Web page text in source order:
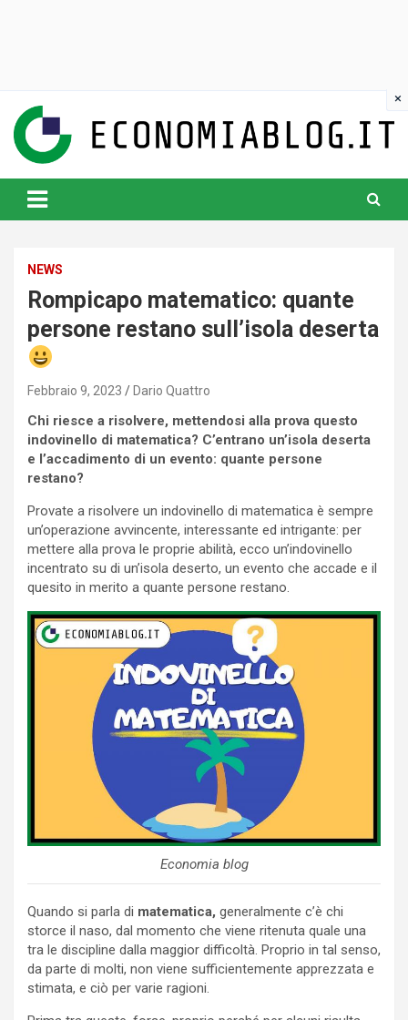
content
www.economiablog.it
NEWS
Rompicapo matematico: quante
persone restano sull’isola deserta
Febbraio 9, 2023 Dario Quattro
Chi riesce a risolvere, mettendosi alla prova questo
indovinello di matematica? C’entrano un’isola deserta
e l’accadimento di un evento: quante persone
restano?
Provate a risolvere un indovinello di matematica è sempre
un’operazione avvincente, interessante ed intrigante: per
mettere alla prova le proprie abilità, ecco un’indovinello
incentrato su di un’isola deserto, un evento che accade e il
quesito in merito a quante persone restano.
Economia blog
Quando si parla di matematica, generalmente c’è chi
storce il naso, dal momento che viene ritenuta quale una
tra le discipline dalla maggior difficoltà. Proprio in tal senso,
da parte di molti, non viene sufficientemente apprezzata e
stimata, e ciò per varie ragioni.